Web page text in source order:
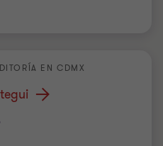
EN CDMX